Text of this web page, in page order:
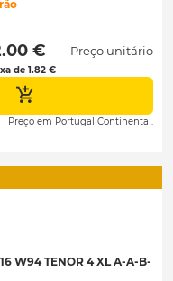
€
de 1.82 €
Preço unitário
Preço em Portugal Continental.
W94 TENOR 4 XL A-A-B-